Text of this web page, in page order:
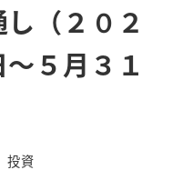
（２０２
５月３１
ゴリー
投資